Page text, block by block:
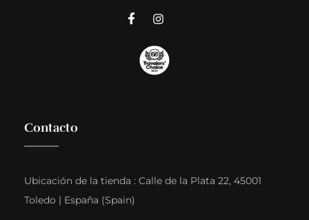
Contacto
Ubicación de la tienda : Calle de la Plata 22, 45001
Toledo | España (Spain)